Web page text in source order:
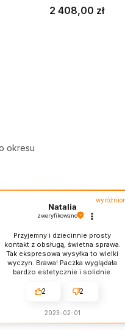
Cena
2 408,00 zł
okresu
Natalia
zweryfikowano
Przyjemny i dziecinnie prosty
kontakt z obsługą, świetna sprawa.
Tak ekspresowa wysyłka to wielki
wyczyn. Brawa! Paczka wyglądała
bardzo estetycznie i solidnie.
zgodny z opisem i do tego szybka
2 2
2023-02-01